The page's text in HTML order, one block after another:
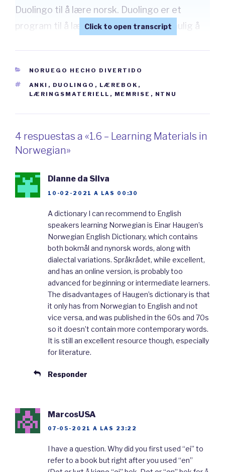
Duolingo til å lære norsk. Duolingo er et
program til å lære ulike språk. Det er mulig å
materiale dere kan bruke til å lære norsk. Jeg
skal gi dere noen eksempler på materiale dere
Det er lurt å kjøpe ei bok.Det finnesmange
bøker for å lære norsk. «The Mystery of Nils»
norsk. Man kan gå inn på nettstedet og lese
de første
kan bruke er «På vei» eller «Ny i Norge». I
tillegg til ei bok kan man brukegratiskurset
til NTNU. Kurset til NTNUligger påinternett.
Det er et onlinekurs.Oppbygningentil kurset
ligner mye på eilærebokmed små tekster og
litt grammatikk.
Det er viktig å lære ord i begynnelsen. Å
ordforrådeter essensielt. Jeg
å lage
memoreringskort
nye ord på. Jeg vil anbefale å bruke Anki-
kortene til Fluent Forever. Jeg
Memrise. På Memrise kan man bruke kort som
CATEGORÍAS
NORUEGO HECHO DIVERTIDO
ETIQUETAS
ANKI , DUOLINGO , LÆREBOK ,
LÆRINGSMATERIELL , MEMRISE , NTNU
4 respuestas a «1.6 – Learning Materials in
Norwegian»
Dianne da Silva
10-02-2021 A LAS 00:30
A dictionary I can recommend to English
speakers learning Norwegian is Einar Haugen’s
Norwegian English Dictionary, which contains
both bokmål and nynorsk words, along with
dialectal variations. Språkrådet, while excellent,
and has an online version, is probably too
advanced for beginning or intermediate learners.
The disadvantages of Haugen’s dictionary is that
it only has from Norwegian to English and not
vice versa, and was published in the 60s and 70s
so it doesn’t contain more contemporary words.
It is still an excellent resource though, especially
for literature.
Responder
MarcosUSA
07-05-2021 A LAS 23:22
I have a question. Why did you first used “ei” to
refer to a book but right after you used “en”